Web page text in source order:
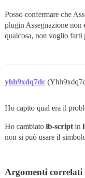
Posso confermare che
plugin Assegnazione non
qualcosa, non voglio farti
yhh9xdq7dc
Ho capito qual era il
Ho cambiato lb-script in
non si può usare il
Argomenti correlati